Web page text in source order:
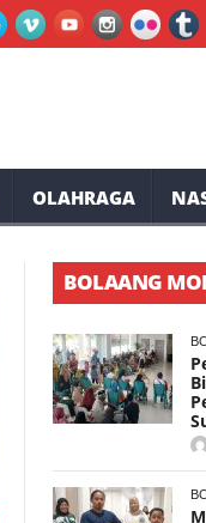
Sukses Gelar
OLAHRAGA
BOLAANG